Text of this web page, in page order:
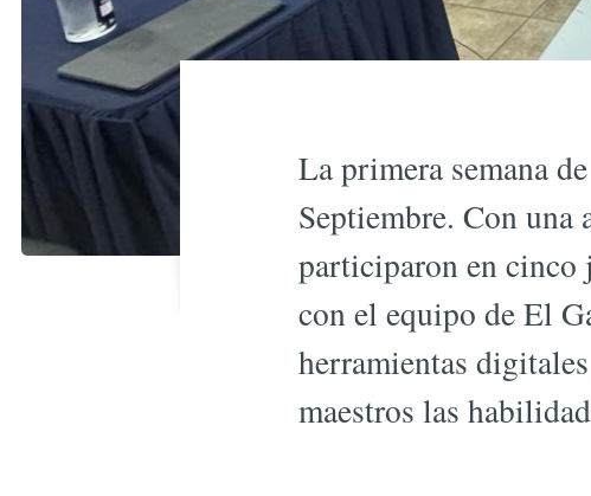
La primera semana
Septiembre. Con una
participaron en cinco
con el equipo de El
herramientas
maestros las